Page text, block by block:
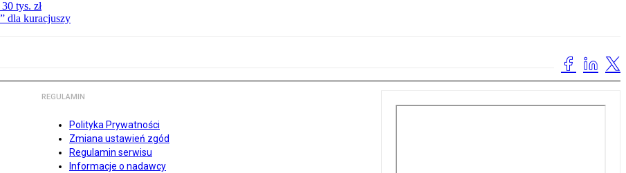
tys. zł
dla kuracjuszy
REGULAMIN
Polityka Prywatności
Zmiana ustawień zgód
Regulamin serwisu
Informacje o nadawcy